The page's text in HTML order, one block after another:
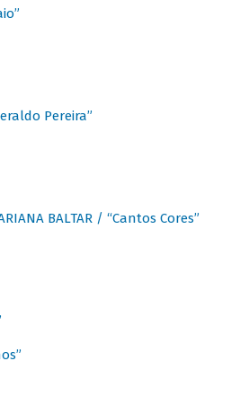
Pereira”
BALTAR / “Cantos Cores”